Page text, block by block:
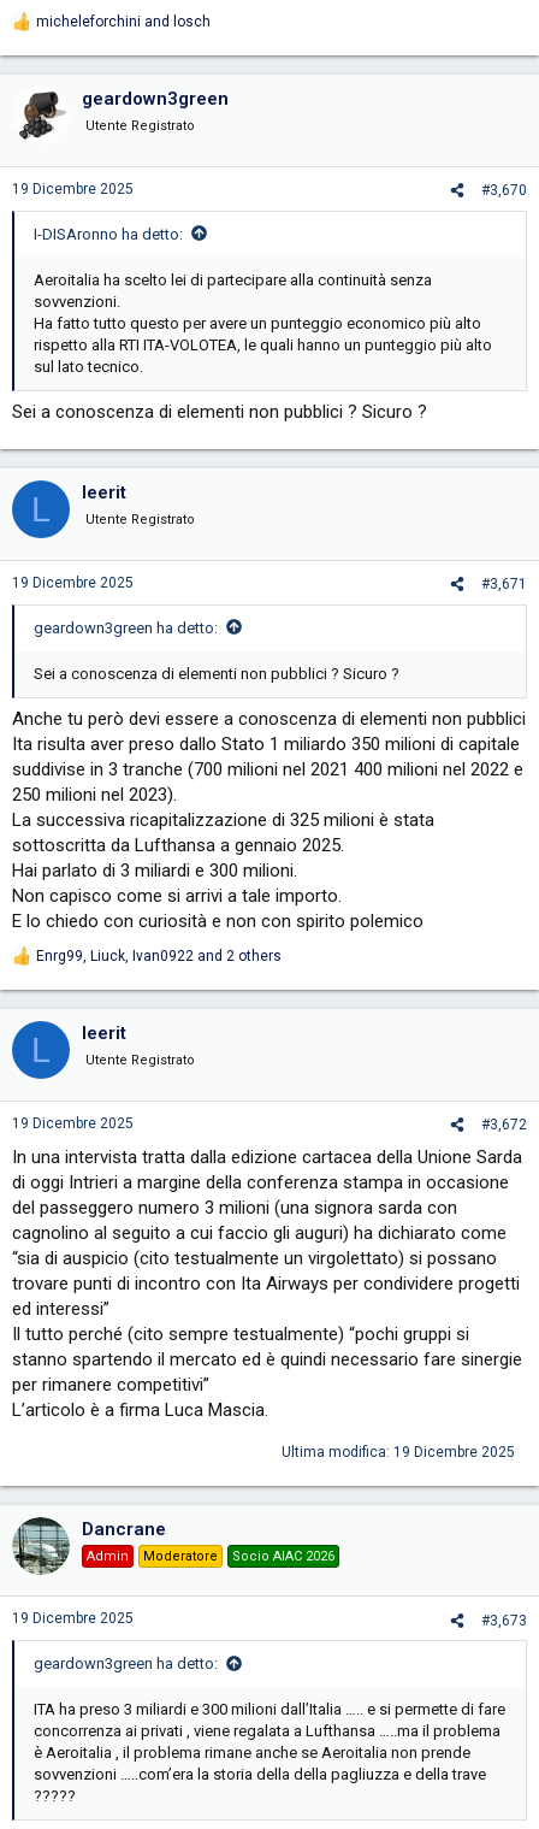
R
n
s
micheleforchini and losch
geardown3green
Utente Registrato
19 Dicembre 2025 #3,670
I-DISAronno ha detto:
Aeroitalia ha scelto lei di partecipare alla continuità senza
sovvenzioni.
Ha fatto tutto questo per avere un punteggio economico più alto
rispetto alla RTI ITA-VOLOTEA, le quali hanno un punteggio più alto
sul lato tecnico.
Sei a conoscenza di elementi non pubblici ? Sicuro ?
L leerit
Utente Registrato
19 Dicembre 2025 #3,671
geardown3green ha detto:
Sei a conoscenza di elementi non pubblici ? Sicuro ?
Anche tu però devi essere a conoscenza di elementi non pubblici
Ita risulta aver preso dallo Stato 1 miliardo 350 milioni di capitale
suddivise in 3 tranche (700 milioni nel 2021 400 milioni nel 2022 e
250 milioni nel 2023).
La successiva ricapitalizzazione di 325 milioni è stata
sottoscritta da Lufthansa a gennaio 2025.
Hai parlato di 3 miliardi e 300 milioni.
Non capisco come si arrivi a tale importo.
E lo chiedo con curiosità e non con spirito polemico
R
t
i
n
s
Enrg99, Liuck, Ivan0922 and 2 others
L leerit
Utente Registrato
19 Dicembre 2025 #3,672
In una intervista tratta dalla edizione cartacea della Unione Sarda
di oggi Intrieri a margine della conferenza stampa in occasione
del passeggero numero 3 milioni (una signora sarda con
cagnolino al seguito a cui faccio gli auguri) ha dichiarato come
“sia di auspicio (cito testualmente un virgolettato) si possano
trovare punti di incontro con Ita Airways per condividere progetti
ed interessi”
Il tutto perché (cito sempre testualmente) “pochi gruppi si
stanno spartendo il mercato ed è quindi necessario fare sinergie
per rimanere competitivi”
L’articolo è a firma Luca Mascia.
Ultima modifica: 19 Dicembre 2025
Dancrane
Admin Moderatore Socio AIAC 2026
19 Dicembre 2025 #3,673
geardown3green ha detto:
ITA ha preso 3 miliardi e 300 milioni dall’Italia ….. e si permette di fare
concorrenza ai privati , viene regalata a Lufthansa …..ma il problema
è Aeroitalia , il problema rimane anche se Aeroitalia non prende
sovvenzioni …..com’era la storia della della pagliuzza e della trave
?????